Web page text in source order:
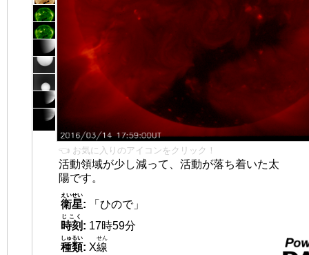
👈 お気に入りのアイコンをクリック！
活動領域が少し減って、活動が落ち着いた太
陽です。
衛星
えいせい
:
「ひので」
時刻
じこく
: 17時59分
種類
しゅるい
: X線
せん